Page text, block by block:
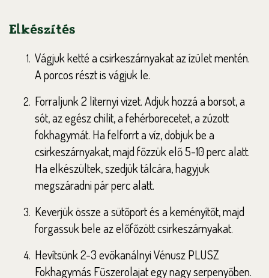
Elkészítés
Vágjuk ketté a csirkeszárnyakat az ízület mentén.
A porcos részt is vágjuk le.
Forraljunk 2 liternyi vizet. Adjuk hozzá a borsot, a
sót, az egész chilit, a fehérborecetet, a zúzott
fokhagymát. Ha felforrt a víz, dobjuk be a
csirkeszárnyakat, majd főzzük elő 5-10 perc alatt.
Ha elkészültek, szedjük tálcára, hagyjuk
megszáradni pár perc alatt.
Keverjük össze a sütőport és a keményítőt, majd
forgassuk bele az előfőzött csirkeszárnyakat.
Hevítsünk 2-3 evőkanálnyi Vénusz PLUSZ
Fokhagymás Fűszerolajat egy nagy serpenyőben.